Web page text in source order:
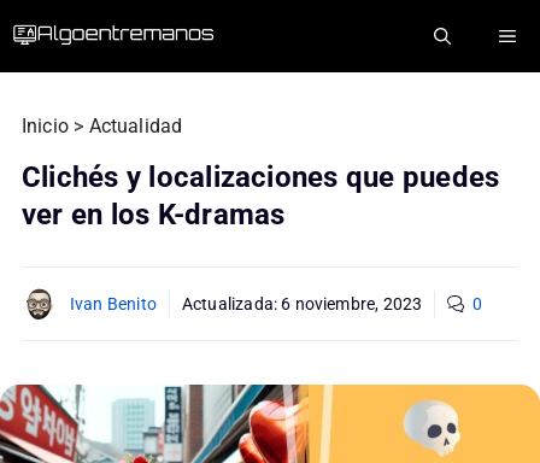
Inicio > Actualidad
Clichés y localizaciones que puedes
ver en los K-dramas
Ivan Benito Actualizada: 6 noviembre, 2023 0